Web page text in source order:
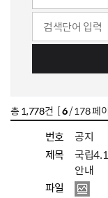
총 1,778건 [6/ 178 페
번호
공지
제목
국립
안내
파일